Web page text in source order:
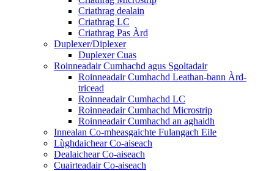
Criathrag dealain
Criathrag LC
Criathrag Pas Àrd
Duplexer/Diplexer
Duplexer Cuas
Roinneadair Cumhachd agus Sgoltadair
Roinneadair Cumhachd Leathan-bann Àrd-
tricead
Roinneadair Cumhachd LC
Roinneadair Cumhachd Microstrip
Roinneadair Cumhachd an aghaidh
Innealan Co-mheasgaichte Fulangach Eile
Lùghdaichear Co-aiseach
Dealaichear Co-aiseach
Cuairteadair Co-aiseach